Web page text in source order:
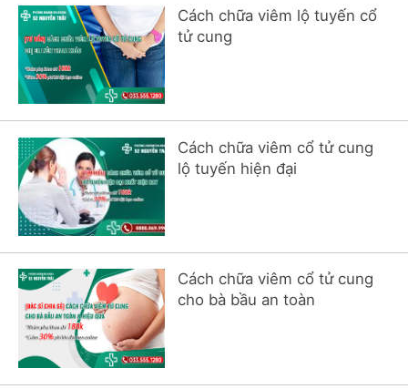
Cách chữa viêm lộ tuyến cổ
tử cung
Cách chữa viêm cổ tử cung
lộ tuyến hiện đại
Cách chữa viêm cổ tử cung
cho bà bầu an toàn